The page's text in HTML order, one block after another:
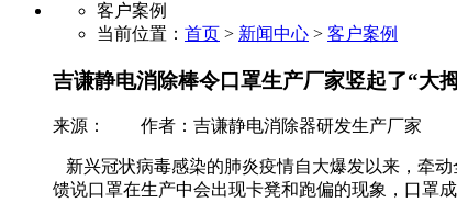
客户案例
当前位置： 首页 > 新闻中心 > 客户案例
吉谦静电消除棒令口罩生产厂家竖起了“大
来源： 作者：吉谦静电消除器研发生产厂家
新兴冠状病毒感染的肺炎疫情自大爆发以来，牵
馈说口罩在生产中会出现卡凳和跑偏的现象，口罩